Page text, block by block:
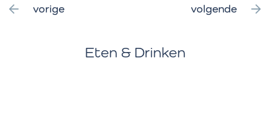
vorige volgende
Eten & Drinken